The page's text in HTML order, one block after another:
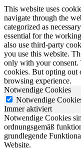
This website uses
navigate through the
categorized as
essential for the
also use third-party
you use this website.
only with your consent.
cookies. But opting out
browsing experience.
Notwendige Cookies
Notwendige
Immer aktiviert
Notwendige Cookies
ordnungsgemäß
grundlegende
Website.